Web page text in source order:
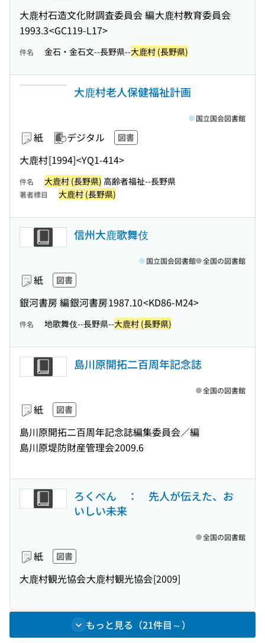
大鹿村石造文化財調査委員会 編大鹿村教育委員会
1993.3<GC119-L17>
件名 金石・金石文--長野県--大鹿村 (長野県)
大鹿村老人保健福祉計画
紙 デジタル 図書
大鹿村[1994]<YQ1-414>
国立国会図書館
件名 大鹿村 (長野県) 高齢者福祉--長野県
著者標目 大鹿村 (長野県)
信州大鹿歌舞伎
紙 図書
銀河書房 編銀河書房1987.10<KD86-M24>
国立国会図書館 全国の図書館
件名 地歌舞伎--長野県--大鹿村 (長野県)
島川原開拓二百周年記念誌
紙 図書
島川原開拓二百周年記念誌編集委員会／編
島川原堤防財産管理会2009.6
全国の図書館
ろくべん ： 先人が伝えた、お
いしい未来
紙 図書
大鹿村観光協会大鹿村観光協会[2009]
全国の図書館
もっと見る（21件目～）